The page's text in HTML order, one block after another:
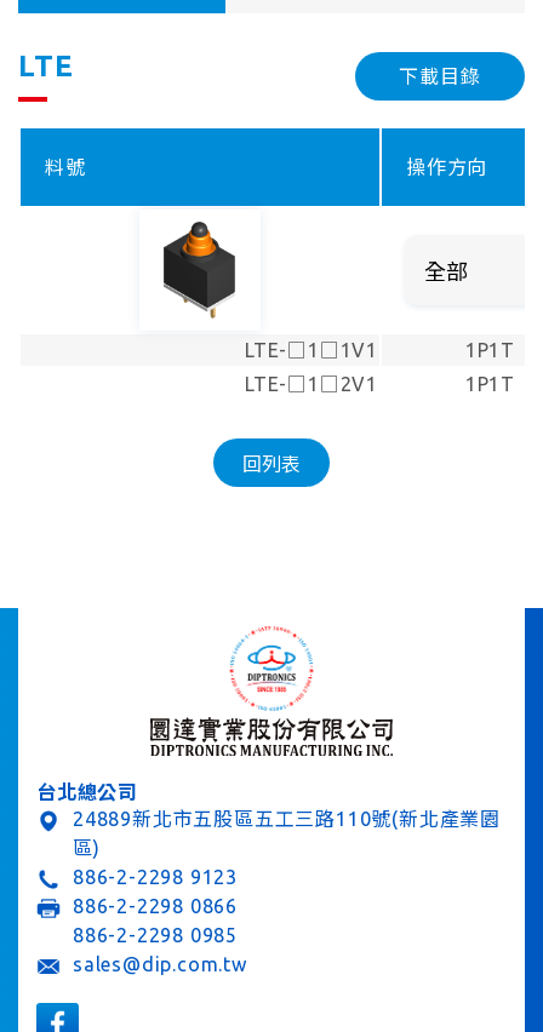
LTE 下載目錄
料號 操作方向
LTE-□1□1V1
1P1T
LTE-□1□2V1
1P1T
回列表
台北總公司
24889新北市五股區五工三路110號(新北產業園
區)
886-2-2298 9123
886-2-2298 0866
886-2-2298 0985
sales@dip.com.tw